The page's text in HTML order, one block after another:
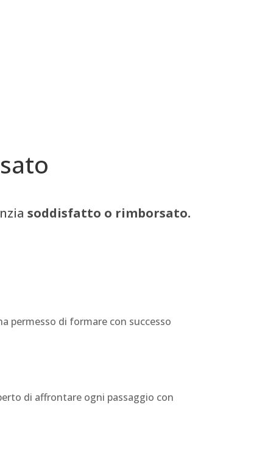
soddisfatto o rimborsato.
permesso di formare con successo
di affrontare ogni passaggio con